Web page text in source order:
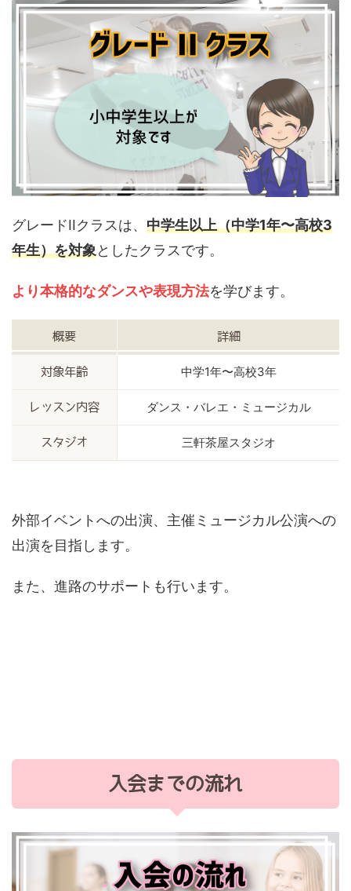
グレードIIクラスは、 中学生以上（中学1年〜高校3
年生）を対象としたクラスです。
より本格的なダンスや表現方法を学びます。
概要 詳細
対象年齢 中学1年〜高校3年
レッスン内容 ダンス・バレエ・ミュージカル
スタジオ 三軒茶屋スタジオ
外部イベントへの出演、主催ミュージカル公演への
出演を目指します。
また、進路のサポートも行います。
入会までの流れ